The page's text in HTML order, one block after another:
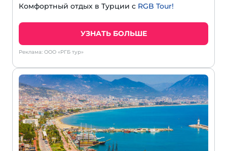
Комфортный отдых в Турции с RGB Tour!
УЗНАТЬ БОЛЬШЕ
Реклама: ООО «РГБ тур»